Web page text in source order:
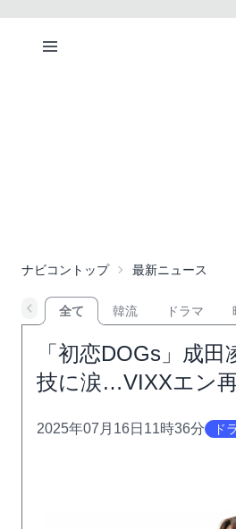
ナビコントップ 最新ニュース
全て 韓流 ドラマ
「初恋DOGs」成
技に涙…VIXXエン再
2025年07月16日11時36分 ド